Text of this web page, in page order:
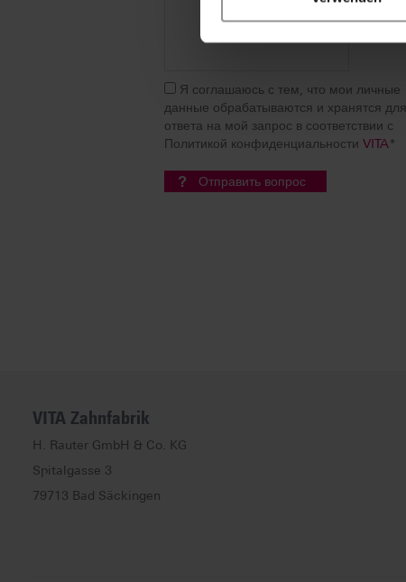
Я соглашаюсь с тем, что мои личные
данные обрабатываются и хранятся для
ответа на мой запрос в соответствии с
Политикой конфиденциальности VITA*
Отправить вопрос
VITA Zahnfabrik
H. Rauter GmbH & Co. KG
Spitalgasse 3
79713 Bad Säckingen